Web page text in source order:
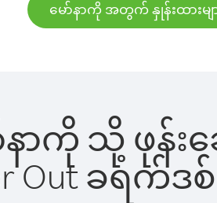
မော်နာကို အတွက် နှုန်းထားမျ
ာ်နာကို သို့ ဖု
Out ခရက်ဒ